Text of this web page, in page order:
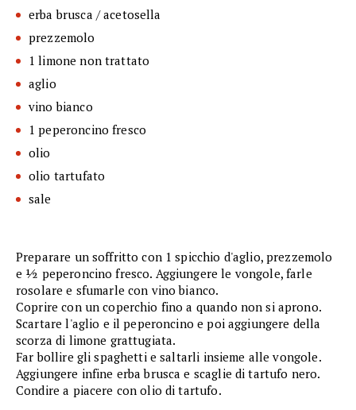
erba brusca / acetosella
prezzemolo
1 limone non trattato
aglio
vino bianco
1 peperoncino fresco
olio
olio tartufato
sale
Preparare un soffritto con 1 spicchio d'aglio, prezzemolo
e ½ peperoncino fresco. Aggiungere le vongole, farle
rosolare e sfumarle con vino bianco.
Coprire con un coperchio fino a quando non si aprono.
Scartare l'aglio e il peperoncino e poi aggiungere della
scorza di limone grattugiata.
Far bollire gli spaghetti e saltarli insieme alle vongole.
Aggiungere infine erba brusca e scaglie di tartufo nero.
Condire a piacere con olio di tartufo.